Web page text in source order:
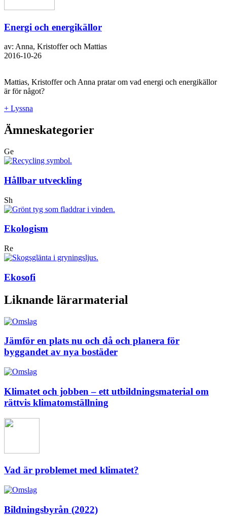
Energi och energikällor
av: Anna, Kristoffer och Mattias
2016-10-26
Mattias, Kristoffer och Anna pratar om vad energi och energikällor
är för något?
+ Lyssna
Ämneskategorier
Ge
Hållbar utveckling
Sh
Ekologism
Re
Ekosofi
Liknande lärarmaterial
Jämför en plats nu och då och planera för
byggandet av nya bostäder
Klimatet och jobben – ett utbildningsmaterial om
rättvis klimatomställning
Vad är problemet med klimatet?
Bildningsbyrån (2022)